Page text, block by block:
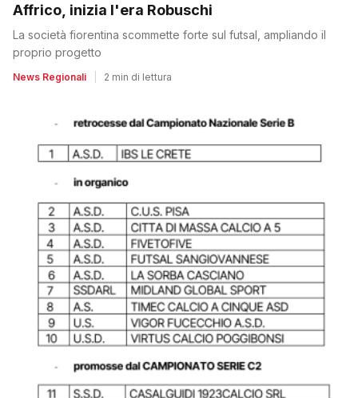
Affrico, inizia l'era Robuschi
La società fiorentina scommette forte sul futsal, ampliando il
proprio progetto
News Regionali 2 min di lettura